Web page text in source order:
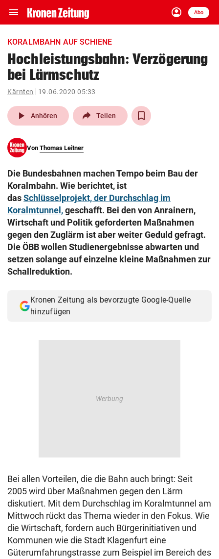
menu Navigation
ein-/ausklappen
account_circle
Anmelden
Abo
close Schließen
account_circle Anmelden
pin_drop
Wien arrow_right
search
eingeben
© Krone Multimedia GmbH & Co KG 2026
Muthgasse 2, 1190 Wien
KORALMBAHN AUF SCHIENE
Hochleistungsbahn: Verzögerung
bei Lärmschutz
Kärnten 19.06.2020 05:33
play_arrow Anhören Teilen
Von Thomas Leitner
Die Bundesbahnen machen Tempo beim Bau der
Koralmbahn. Wie berichtet, ist
dasSchlüsselprojekt, der Durchschlag im
Koralmtunnel,geschafft. Bei den von Anrainern,
Wirtschaft und Politik geforderten Maßnahmen
gegen den Zuglärm ist aber weiter Geduld gefragt.
Die ÖBB wollen Studienergebnisse abwarten und
setzen solange auf einzelne kleine Maßnahmen zur
Schallreduktion.
Kronen Zeitung als bevorzugte Google-Quelle
hinzufügen
Bei allen Vorteilen, die die Bahn auch bringt: Seit
2005 wird über Maßnahmen gegen den Lärm
diskutiert. Mit dem Durchschlag im Koralmtunnel am
Mittwoch rückt das Thema wieder in den Fokus. Wie
die Wirtschaft, fordern auch Bürgerinitiativen und
Kommunen wie die Stadt Klagenfurt eine
Güterumfahrungstrasse zum Beispiel im Bereich des